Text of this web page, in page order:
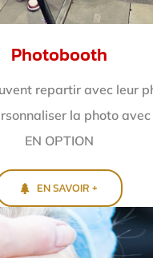
Photobooth
repartir avec leur
la photo
EN OPTION
EN SAVOIR +